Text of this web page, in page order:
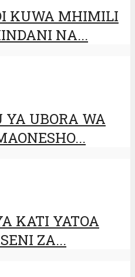
KUWA MHIMILI
NA...
YA UBORA WA
KATI YATOA
ZA...